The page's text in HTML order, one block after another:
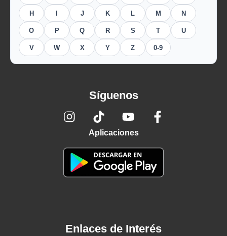
H J K L M N
O P Q R S T U
V W X Y Z 0-9
Síguenos
Aplicaciones
Enlaces de Interés